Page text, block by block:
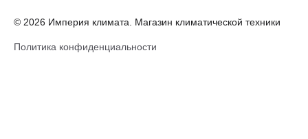
© 2026 Империя климата. Магазин климатической техники
Политика конфиденциальности